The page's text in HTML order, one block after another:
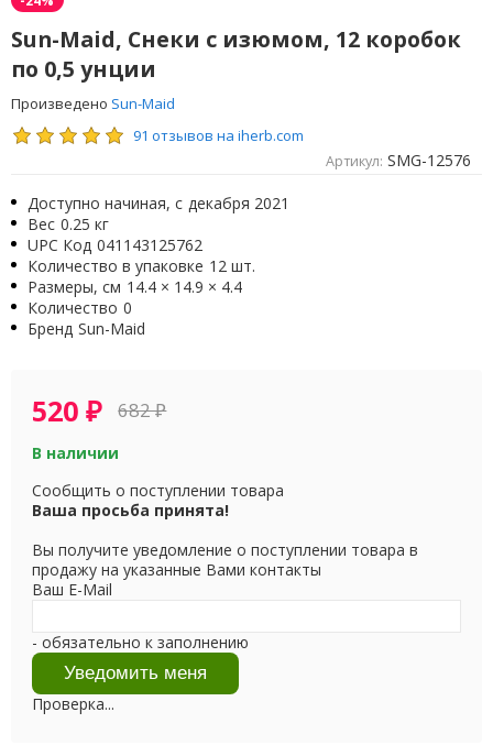
Sun-Maid, Снеки с изюмом, 12 коробок
по 0,5 унции
Произведено Sun-Maid
91 отзывов на iherb.com
Артикул: SMG-12576
Доступно начиная, с декабря 2021
Вес 0.25 кг
UPC Код 041143125762
Количество в упаковке 12 шт.
Размеры, см 14.4 × 14.9 × 4.4
Количество 0
Бренд Sun-Maid
520₽ 682₽
В наличии
Сообщить о поступлении товара
Ваша просьба принята!
Вы получите уведомление о поступлении товара в
продажу на указанные Вами контакты
Ваш E-Mail
- обязательно к заполнению
Проверка...